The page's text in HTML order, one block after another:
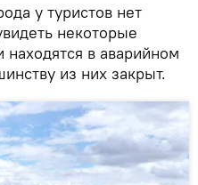
у туристов нет
некоторые
в аварийном
из них закрыт.